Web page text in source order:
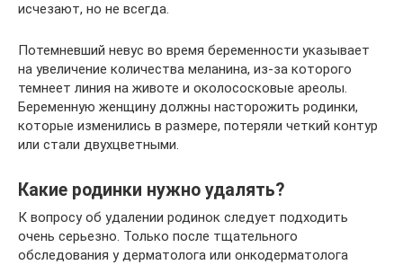
исчезают, но не всегда.
Потемневший невус во время беременности указывает
на увеличение количества меланина, из-за которого
темнеет линия на животе и околососковые ареолы.
Беременную женщину должны насторожить родинки,
которые изменились в размере, потеряли четкий контур
или стали двухцветными.
Какие родинки нужно удалять?
К вопросу об удалении родинок следует подходить
очень серьезно. Только после тщательного
обследования у дерматолога или онкодерматолога